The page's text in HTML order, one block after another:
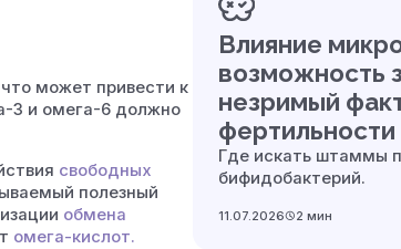
может привести к
3 и омега-6 должно
свободных
полезный
обмена
омега-кислот.
Влияние
возможность
незримый
фертильности
Где искать штаммы
бифидобактерий.
11.07.2026 2 мин